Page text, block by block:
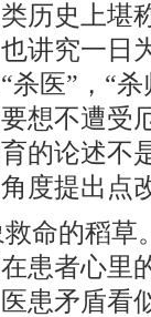
历史上堪
讲究一日
医”，“
想不遭受
的论述不
度提出点
命的稻
患者心里
患矛盾看